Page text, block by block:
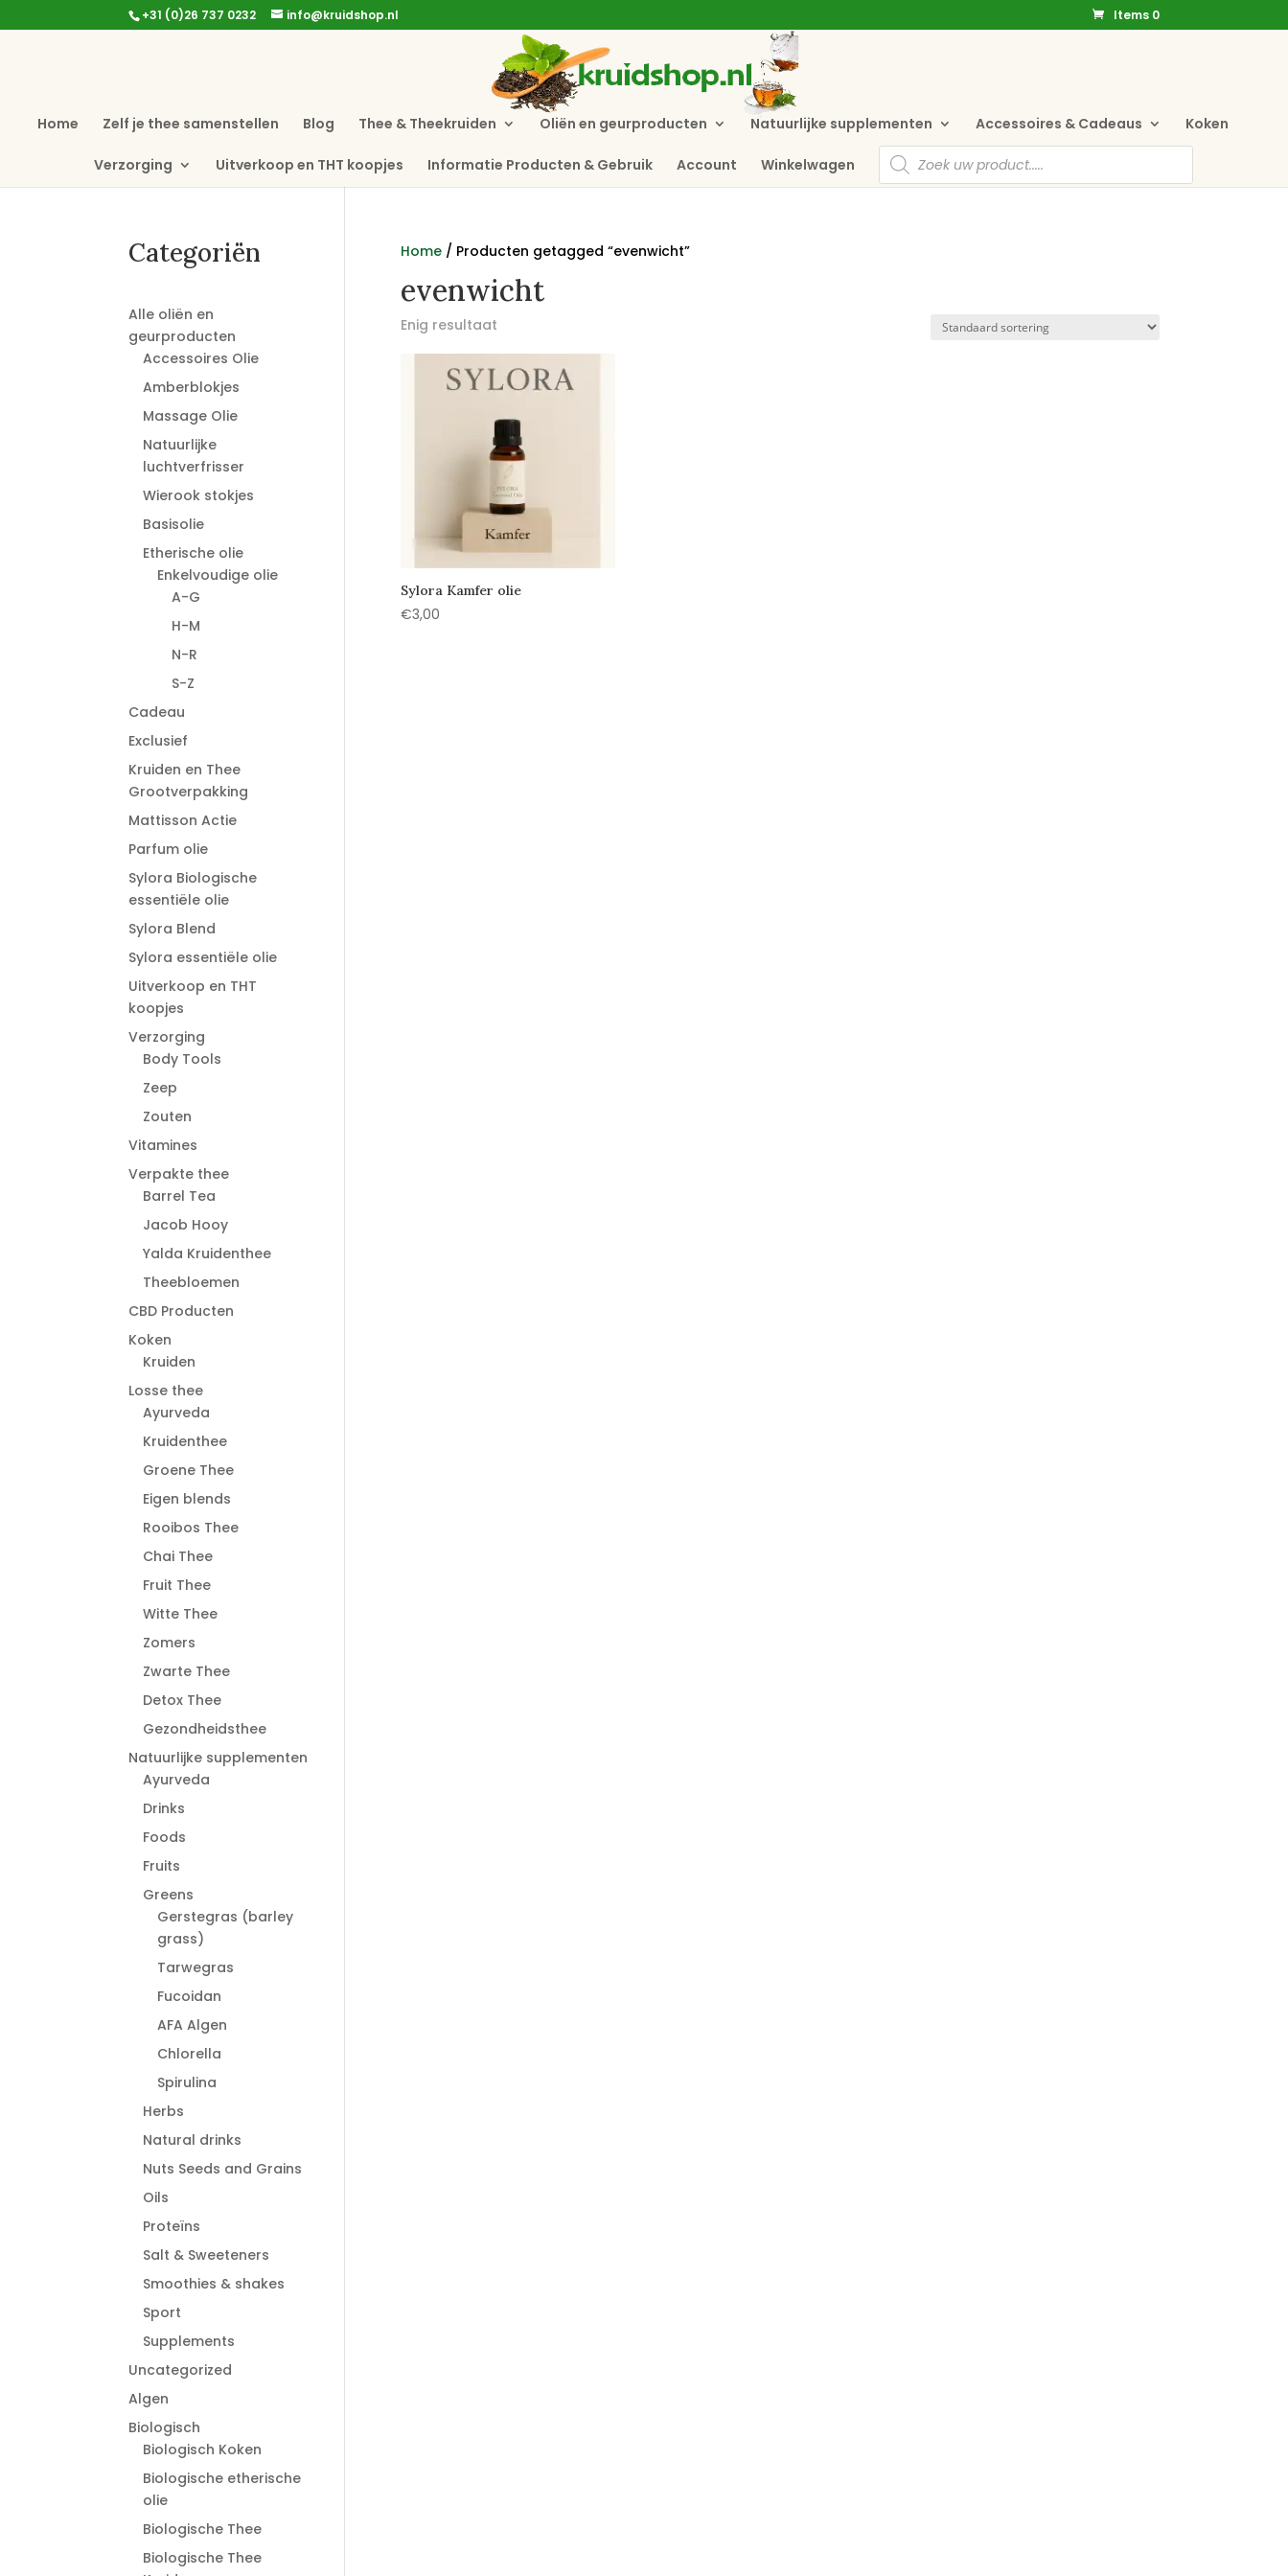
+31 (0)26 737 0232 info@kruidshop.nl Items 0
Home Zelf je thee samenstellen Blog Thee & Theekruiden Oliën en geurproducten Natuurlijke supplementen Accessoires & Cadeaus Koken
Verzorging Uitverkoop en THT koopjes Informatie Producten & Gebruik Account Winkelwagen
Producten
zoeken
Home/ Producten getagged “evenwicht”
evenwicht
Enig resultaat
Sylora Kamfer olie
€3,00
Categoriën
Alle oliën en
geurproducten
Accessoires Olie
Amberblokjes
Massage Olie
Natuurlijke
luchtverfrisser
Wierook stokjes
Basisolie
Etherische olie
Enkelvoudige olie
A-G
H-M
N-R
S-Z
Cadeau
Exclusief
Kruiden en Thee
Grootverpakking
Mattisson Actie
Parfum olie
Sylora Biologische
essentiële olie
Sylora Blend
Sylora essentiële olie
Uitverkoop en THT
koopjes
Verzorging
Body Tools
Zeep
Zouten
Vitamines
Verpakte thee
Barrel Tea
Jacob Hooy
Yalda Kruidenthee
Theebloemen
CBD Producten
Koken
Kruiden
Losse thee
Ayurveda
Kruidenthee
Groene Thee
Eigen blends
Rooibos Thee
Chai Thee
Fruit Thee
Witte Thee
Zomers
Zwarte Thee
Detox Thee
Gezondheidsthee
Natuurlijke supplementen
Ayurveda
Drinks
Foods
Fruits
Greens
Gerstegras (barley
grass)
Tarwegras
Fucoidan
AFA Algen
Chlorella
Spirulina
Herbs
Natural drinks
Nuts Seeds and Grains
Oils
Proteïns
Salt & Sweeteners
Smoothies & shakes
Sport
Supplements
Uncategorized
Algen
Biologisch
Biologisch Koken
Biologische etherische
olie
Biologische Thee
Biologische Thee